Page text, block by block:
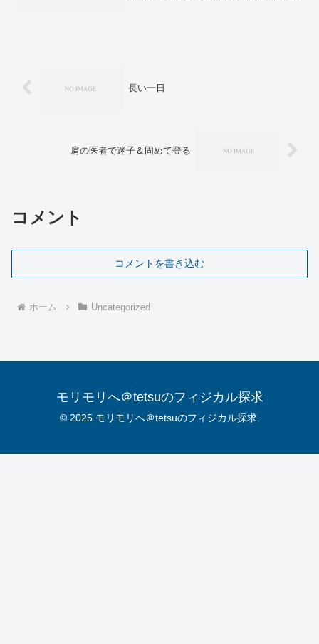
長い一日
肩の医者で迷子＆固めて登る
コメント
コメントを書き込む
ホーム Uncategorized
モリモリへ＠tetsuのフィジカル探求
© 2025 モリモリへ＠tetsuのフィジカル探求.